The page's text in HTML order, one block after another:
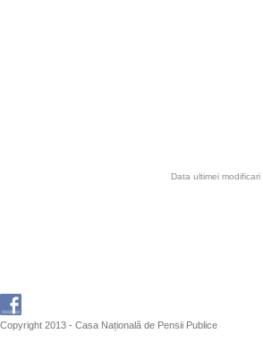
Data ultimei
Copyright 2013 - Casa Națională de Pensii Publice